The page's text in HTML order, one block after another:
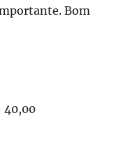
Bom
40,00